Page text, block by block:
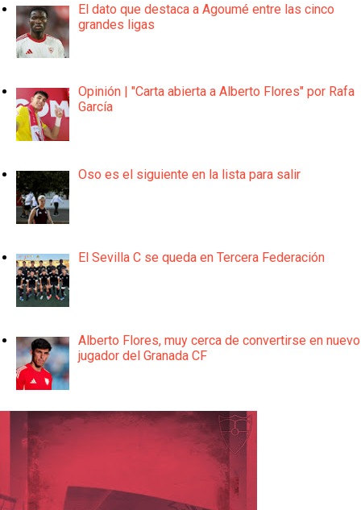
El dato que destaca a Agoumé entre las cinco
grandes ligas
Opinión | "Carta abierta a Alberto Flores" por Rafa
García
Oso es el siguiente en la lista para salir
El Sevilla C se queda en Tercera Federación
Alberto Flores, muy cerca de convertirse en nuevo
jugador del Granada CF